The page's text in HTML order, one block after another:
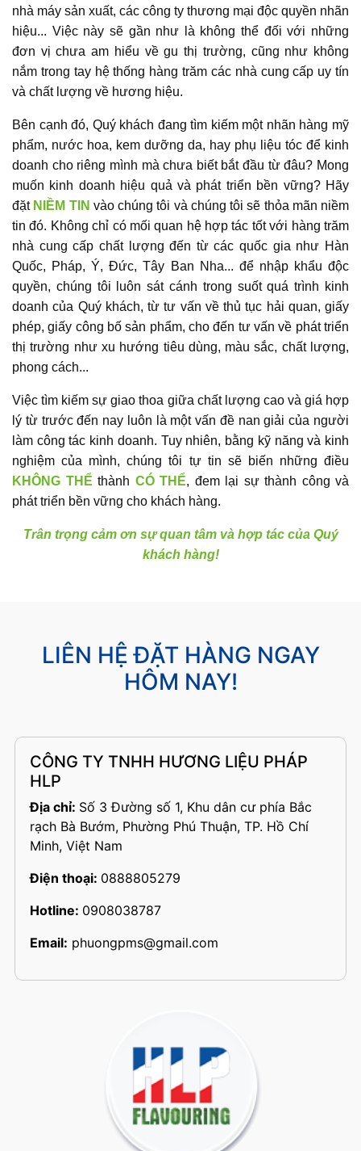
nhà máy sản xuất, các công ty thương mại độc quyền nhãn
hiệu... Việc này sẽ gần như là không thể đối với những
đơn vị chưa am hiểu về gu thị trường, cũng như không
nắm trong tay hệ thống hàng trăm các nhà cung cấp uy tín
và chất lượng về hương hiệu.
Bên cạnh đó, Quý khách đang tìm kiếm một nhãn hàng mỹ
phẩm, nước hoa, kem dưỡng da, hay phụ liệu tóc để kinh
doanh cho riêng mình mà chưa biết bắt đầu từ đâu? Mong
muốn kinh doanh hiệu quả và phát triển bền vững? Hãy
đặt NIỀM TIN vào chúng tôi và chúng tôi sẽ thỏa mãn niềm
tin đó. Không chỉ có mối quan hệ hợp tác tốt với hàng trăm
nhà cung cấp chất lượng đến từ các quốc gia như Hàn
Quốc, Pháp, Ý, Đức, Tây Ban Nha... để nhập khẩu độc
quyền, chúng tôi luôn sát cánh trong suốt quá trình kinh
doanh của Quý khách, từ tư vấn về thủ tục hải quan, giấy
phép, giấy công bố sản phẩm, cho đến tư vấn về phát triển
thị trường như xu hướng tiêu dùng, màu sắc, chất lượng,
phong cách...
Việc tìm kiếm sự giao thoa giữa chất lượng cao và giá hợp
lý từ trước đến nay luôn là một vấn đề nan giải của người
làm công tác kinh doanh. Tuy nhiên, bằng kỹ năng và kinh
nghiệm của mình, chúng tôi tự tin sẽ biến những điều
KHÔNG THỂ thành CÓ THỂ, đem lại sự thành công và
phát triển bền vững cho khách hàng.
Trân trọng cảm ơn sự quan tâm và hợp tác của Quý
khách hàng!
LIÊN HỆ ĐẶT HÀNG NGAY
HÔM NAY!
CÔNG TY TNHH HƯƠNG LIỆU PHÁP
HLP
Địa chỉ: Số 3 Đường số 1, Khu dân cư phía Bắc
rạch Bà Bướm, Phường Phú Thuận, TP. Hồ Chí
Minh, Việt Nam
Điện thoại: 0888805279
Hotline: 0908038787
Email: phuongpms@gmail.com